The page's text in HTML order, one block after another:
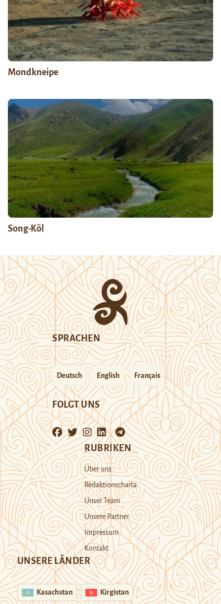
Mondkneipe
Song-Köl
SPRACHEN
Deutsch English Français
FOLGT UNS
RUBRIKEN
Über uns
Redaktionscharta
Unser Team
Unsere Partner
Impressum
Kontakt
UNSERE LÄNDER
Kasachstan Kirgistan